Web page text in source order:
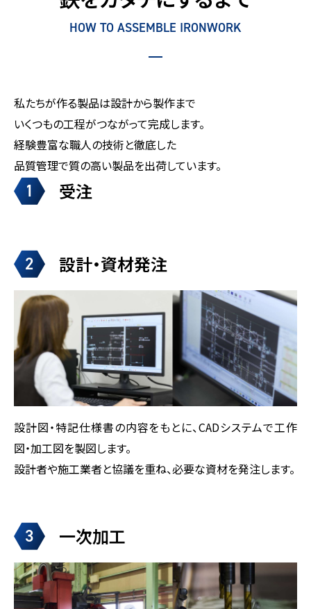
HOW TO ASSEMBLE IRONWORK
私たちが作る製品は設計から製作まで
いくつもの工程がつながって完成します。
経験豊富な職人の技術と徹底した
品質管理で質の高い製品を出荷しています。
1 受注
2 設計・資材発注
設計図・特記仕様書の内容をもとに、CADシステムで工作
図・加工図を製図します。
設計者や施工業者と協議を重ね、必要な資材を発注します。
3 一次加工